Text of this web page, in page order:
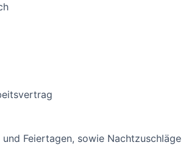
Feiertagen, sowie Nachtzuschläge